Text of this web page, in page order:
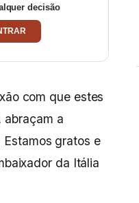
decisão
com que estes
abraçam a
gratos e
da Itália